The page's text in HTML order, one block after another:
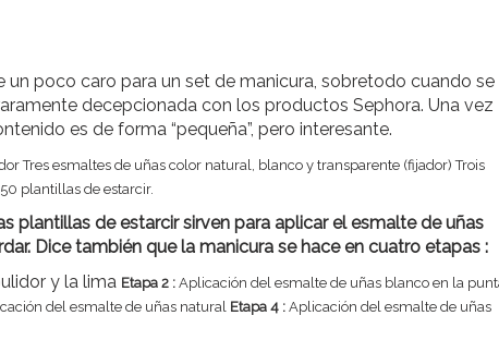
un poco caro para un set de manicura, sobretodo cuando se
decepcionada con los productos Sephora. Una vez
es de forma “pequeña”, pero interesante.
Tres esmaltes de uñas color natural, blanco y transparente (fijador)Trois
50 plantillas de estarcir.
plantillas de estarcir sirven para aplicar el esmalte de uñas
Dice también que la manicura se hace en cuatro etapas :
y la lima Etapa 2 : Aplicación del esmalte de uñas blanco en la
del esmalte de uñas natural Etapa 4 : Aplicación del esmalte de uñas